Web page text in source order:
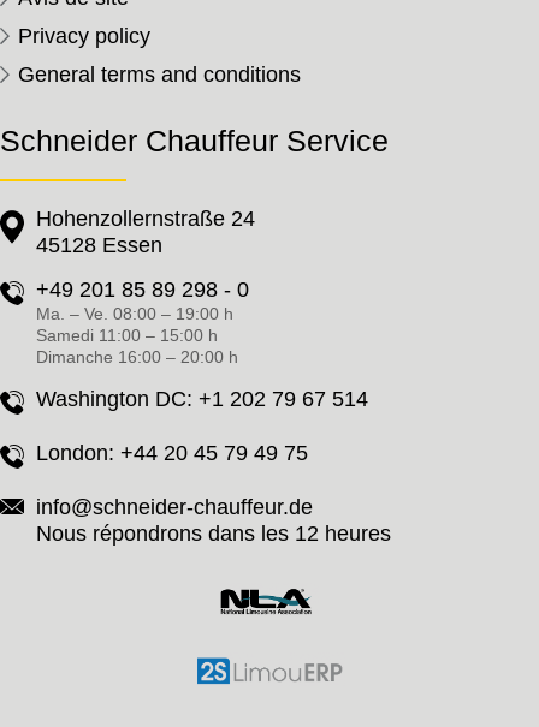
Privacy policy
General terms and conditions
Schneider Chauffeur Service
Hohenzollernstraße 24
45128 Essen
+49 201 85 89 298 - 0
Ma. – Ve. 08:00 – 19:00 h
Samedi 11:00 – 15:00 h
Dimanche 16:00 – 20:00 h
Washington DC: +1 202 79 67 514
London: +44 20 45 79 49 75
info@schneider-chauffeur.de
Nous répondrons dans les 12 heures